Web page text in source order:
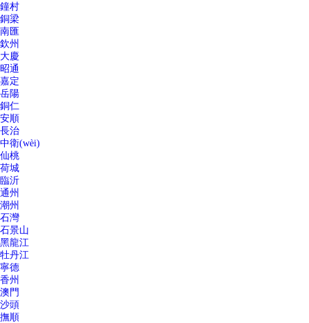
鐘村
銅梁
南匯
欽州
大慶
昭通
嘉定
岳陽
銅仁
安順
長治
中衛(wèi)
仙桃
荷城
臨沂
通州
潮州
石灣
石景山
黑龍江
牡丹江
寧德
香州
澳門
沙頭
撫順